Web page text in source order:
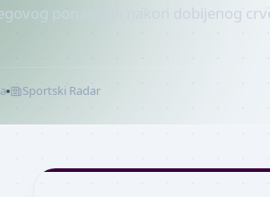
ponašanja nakon dobijenog
Sportski Radar